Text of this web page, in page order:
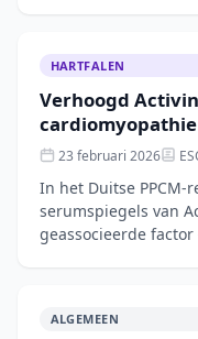
HARTFALEN
Verhoogd
23 februari 2026
In het Duitse
serumspiegels van
geassocieerde
ALGEMEEN